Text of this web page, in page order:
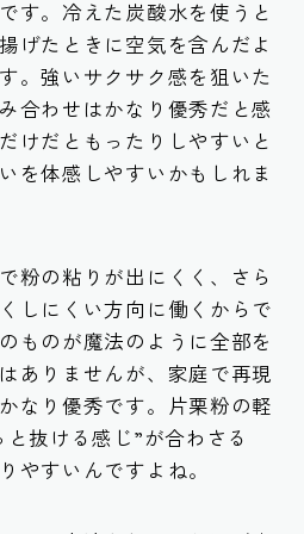
す。冷えた炭酸水を使うと
げたときに空気を含んだよ
。強いサクサク感を狙いた
合わせはかなり優秀だと感
けだともったりしやすいと
を体感しやすいかもしれま
粉の粘りが出にくく、さら
しにくい方向に働くからで
ものが魔法のように全部を
ありませんが、家庭で再現
なり優秀です。片栗粉の軽
抜ける感じ”が合わさる
やすいんですよね。